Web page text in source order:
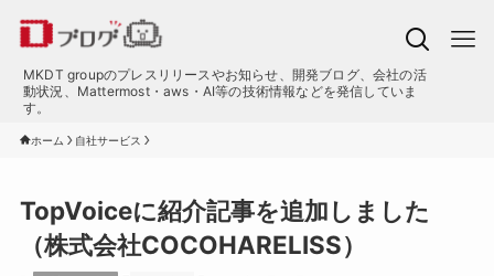
MKDT groupのプレスリリースやお知らせ、開発ブログ、会社の活
動状況、Mattermost・aws・AI等の技術情報などを発信していま
す。
ホーム 自社サービス
TopVoiceに紹介記事を追加しました
（株式会社COCOHARELISS）